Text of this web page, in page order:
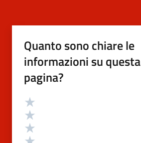
Quanto sono chiare le
informazioni su questa
pagina?
Valutazione